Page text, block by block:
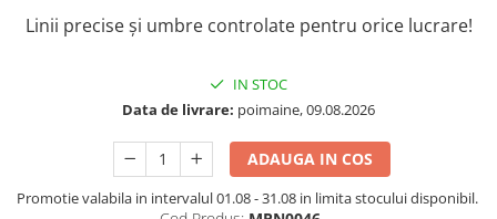
Șevalete
Linii precise și umbre controlate pentru orice lucrare!
IN STOC
Data de livrare: poimaine, 09.08.2026
ADAUGA IN COS
Promotie valabila in intervalul 01.08 - 31.08 in limita stocului disponibil.